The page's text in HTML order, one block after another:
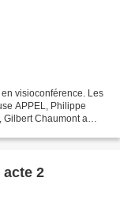
visioconférence. Les
APPEL, Philippe
Gilbert Chaumont a
acte 2